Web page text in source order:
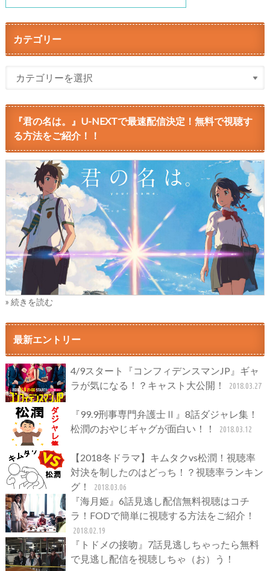
カテゴリー
『君の名は。』U-NEXTで最速配信決定！無料で視聴す
る方法をご紹介！！
» 続きを読む
最新エントリー
4/9スタート『コンフィデンスマンJP』ギャ
ラが気になる！？キャスト大公開！
2018.03.27
『99.9刑事専門弁護士Ⅱ』8話ダジャレ集！
松潤のおやじギャグが面白い！！
2018.03.12
【2018冬ドラマ】キムタクvs松潤！視聴率
対決を制したのはどっち！？視聴率ランキン
グ！
2018.03.06
『海月姫』6話見逃し配信無料視聴はコチ
ラ！FODで簡単に視聴する方法をご紹介！
2018.02.19
『トドメの接吻』7話見逃しちゃったら無料
で見逃し配信を視聴しちゃ（お）う！